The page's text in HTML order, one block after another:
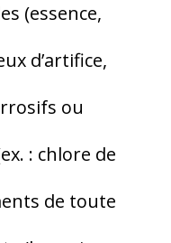
(essence,
d’artifice,
ou
: chlore de
de toute